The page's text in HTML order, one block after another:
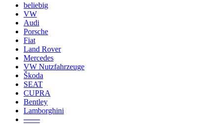
beliebig
VW
Audi
Porsche
Fiat
Land Rover
Mercedes
VW Nutzfahrzeuge
Škoda
SEAT
CUPRA
Bentley
Lamborghini
───